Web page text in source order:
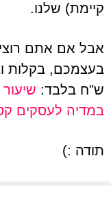
קיימת) שלנו.
אבל אם אתם
ש"ח בלבד:
במדיה לעסקים
תודה :)